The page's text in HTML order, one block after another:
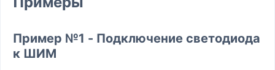
Пример №1 - Подключение светодиода
к ШИМ